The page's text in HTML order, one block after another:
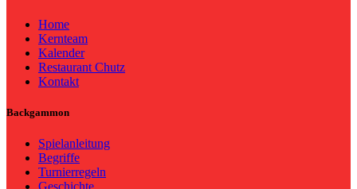
Home
Kernteam
Kalender
Restaurant Chutz
Kontakt
Backgammon
Spielanleitung
Begriffe
Turnierregeln
Geschichte